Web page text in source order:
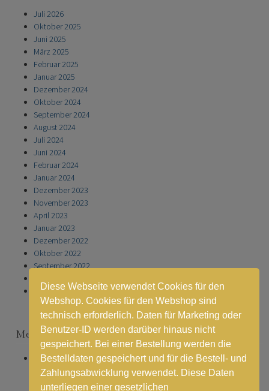
Juli 2026
Oktober 2025
Juni 2025
März 2025
Februar 2025
Januar 2025
Dezember 2024
Oktober 2024
September 2024
August 2024
Juli 2024
Juni 2024
Februar 2024
Januar 2024
Dezember 2023
November 2023
April 2023
Januar 2023
Dezember 2022
Oktober 2022
September 2022
Januar 2021
Meta
Anmelden
Diese Webseite verwendet Cookies für den
Webshop. Cookies für den Webshop sind
technisch erforderlich. Daten für Marketing oder
Benutzer-ID werden darüber hinaus nicht
gespeichert. Bei einer Bestellung werden die
Bestelldaten gespeichert und für die Bestell- und
Zahlungsabwicklung verwendet. Diese Daten
unterliegen einer gesetzlichen